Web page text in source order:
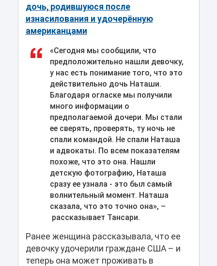
дочь, родившуюся после
изнасилования и удочерённую
американцами
«Сегодня мы сообщили, что
предположительно нашли девочку,
у нас есть понимание того, что это
действительно дочь Наташи.
Благодаря огласке мы получили
много информации о
предполагаемой дочери. Мы стали
ее сверять, проверять, ту ночь не
спали командой. Не спали Наташа
и адвокаты. По всем показателям
похоже, что это она. Нашли
детскую фотографию, Наташа
сразу ее узнала - это был самый
волнительный момент. Наташа
сказала, что это точно она», –
рассказывает Тансари.
Ранее женщина рассказывала, что ее
девочку удочерили граждане США – и
теперь она может проживать в